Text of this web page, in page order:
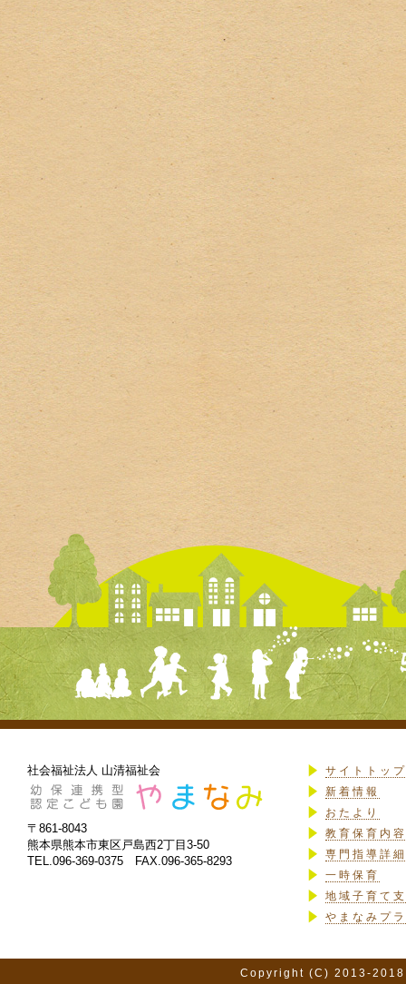
社会福祉法人 山清福祉会
〒861-8043
熊本県熊本市東区戸島西2丁目3-50
TEL.096-369-0375 FAX.096-365-8293
サイトトップ
新着情報
おたより
教育保育内
専門指導詳細
一時保育
地域子育て
やまなみプ
Copyright (C) 2013-